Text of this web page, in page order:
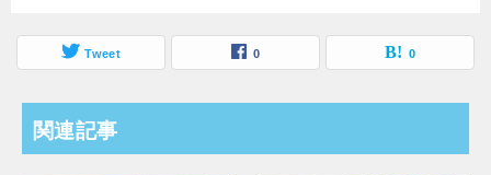
Tweet 0 0
関連記事